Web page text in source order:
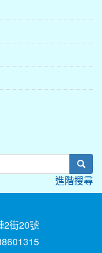
進階搜尋
2街20號